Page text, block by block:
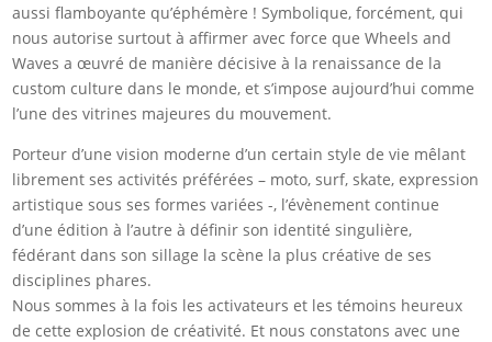
aussi flamboyante qu’éphémère ! Symbolique, forcément, qui
nous autorise surtout à affirmer avec force que Wheels and
Waves a œuvré de manière décisive à la renaissance de la
custom culture dans le monde, et s’impose aujourd’hui comme
l’une des vitrines majeures du mouvement.
Porteur d’une vision moderne d’un certain style de vie mêlant
librement ses activités préférées – moto, surf, skate, expression
artistique sous ses formes variées -, l’évènement continue
d’une édition à l’autre à définir son identité singulière,
fédérant dans son sillage la scène la plus créative de ses
disciplines phares.
Nous sommes à la fois les activateurs et les témoins heureux
de cette explosion de créativité. Et nous constatons avec une